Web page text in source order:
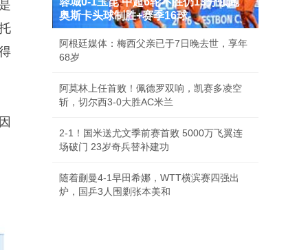
奥斯卡头球制胜+赛季16球
阿根廷媒体：梅西父亲已于7日晚去世，享年
68岁
阿莫林上任首败！佩德罗双响，凯赛多凌空
斩，切尔西3-0大胜AC米兰
2-1！国米送尤文季前赛首败 5000万飞翼连
场破门 23岁奇兵替补建功
随着蒯曼4-1早田希娜，WTT横滨赛四强出
炉，国乒3人围剿张本美和